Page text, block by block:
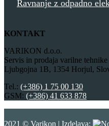
Ravnanje z odpadno
KONTAKT
VARIKON d.o.o.
Servis in prodaja varilne tehnike
Ljubgojna 1B, 1354 Horjul,
Tel.: (+386) 1 75 00 130
GSM: (+386) 41 633 878
2021 © Varikon | Izdelava: